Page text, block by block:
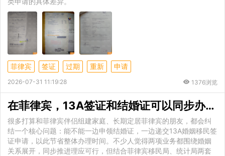
菲律宾 签证 过期 重新 申请
2026-07-31 11:19:28 1376浏览
在菲律宾，13A签证和结婚证可以同步办理吗？官方
很多打算和菲律宾伴侣组建家庭、长期定居菲律宾的朋友，都会纠
结一个核心问题：能不能一边申领结婚证，一边递交13A婚姻移民签
证申请，以此节省整体办理时间。不少人觉得两项业务都围绕婚姻
关系展开，同步推进理应可行，但结合菲律宾移民局、统计局两套